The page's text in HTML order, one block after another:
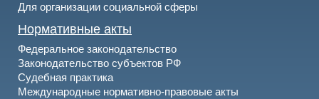
Для организации социальной сферы
Нормативные акты
Федеральное законодательство
Законодательство субъектов РФ
Судебная практика
Международные нормативно-правовые акты